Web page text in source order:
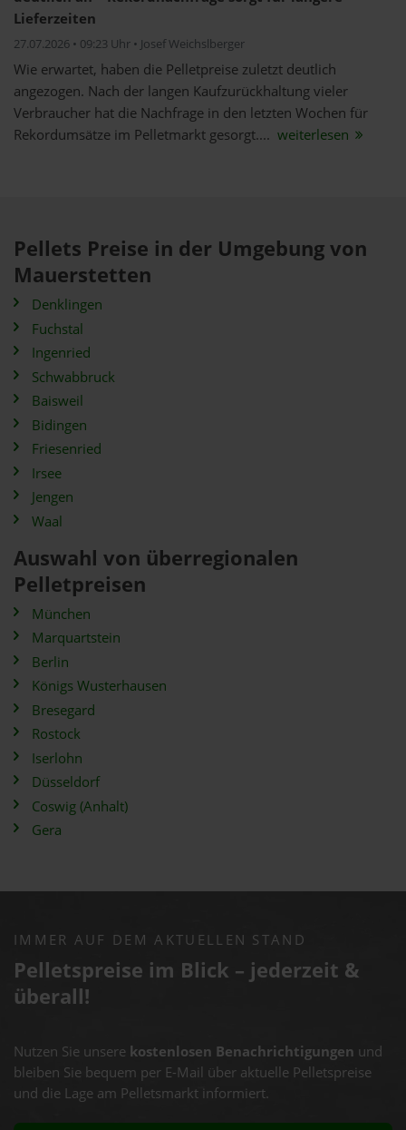
Lieferzeiten
27.07.2026 • 09:23 Uhr • Josef Weichslberger
Wie erwartet, haben die Pelletpreise zuletzt deutlich
angezogen. Nach der langen Kaufzurückhaltung vieler
Verbraucher hat die Nachfrage in den letzten Wochen für
Rekordumsätze im Pelletmarkt gesorgt.... weiterlesen
Pellets Preise in der Umgebung von
Mauerstetten
Denklingen
Fuchstal
Ingenried
Schwabbruck
Baisweil
Bidingen
Friesenried
Irsee
Jengen
Waal
Auswahl von überregionalen
Pelletpreisen
München
Marquartstein
Berlin
Königs Wusterhausen
Bresegard
Rostock
Iserlohn
Düsseldorf
Coswig (Anhalt)
Gera
IMMER AUF DEM AKTUELLEN STAND
Pelletspreise im Blick – jederzeit &
überall!
Nutzen Sie unsere kostenlosen Benachrichtigungen und
bleiben Sie bequem per E-Mail über aktuelle Pelletspreise
und die Lage am Pelletsmarkt informiert.